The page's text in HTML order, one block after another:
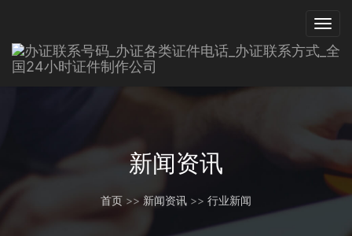
新闻资讯
首页 >> 新闻资讯 >> 行业新闻